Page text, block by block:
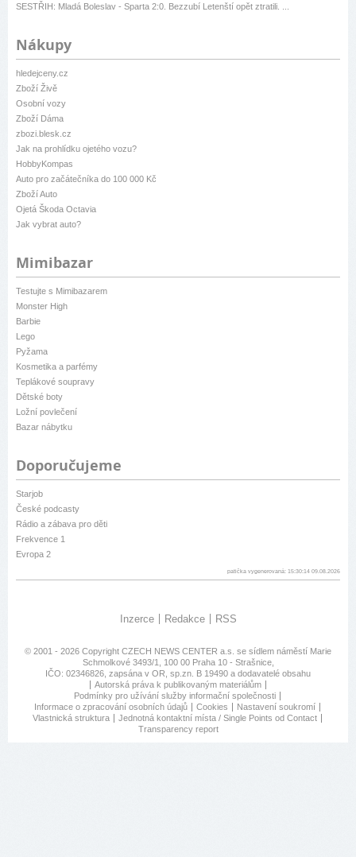
SESTŘIH: Mladá Boleslav - Sparta 2:0. Bezzubí Letenští opět ztratili. ...
Nákupy
hledejceny.cz
Zboží Živě
Osobní vozy
Zboží Dáma
zbozi.blesk.cz
Jak na prohlídku ojetého vozu?
HobbyKompas
Auto pro začátečníka do 100 000 Kč
Zboží Auto
Ojetá Škoda Octavia
Jak vybrat auto?
Mimibazar
Testujte s Mimibazarem
Monster High
Barbie
Lego
Pyžama
Kosmetika a parfémy
Teplákové soupravy
Dětské boty
Ložní povlečení
Bazar nábytku
Doporučujeme
Starjob
České podcasty
Rádio a zábava pro děti
Frekvence 1
Evropa 2
patička vygenerovaná: 15:30:14 09.08.2026
Inzerce Redakce RSS
© 2001 - 2026 Copyright CZECH NEWS CENTER a.s. se sídlem náměstí Marie
Schmolkové 3493/1, 100 00 Praha 10 - Strašnice,
IČO: 02346826, zapsána v OR, sp.zn. B 19490 a dodavatelé obsahu
Autorská práva k publikovaným materiálům
Podmínky pro užívání služby informační společnosti
Informace o zpracování osobních údajů
Cookies
Nastavení soukromí
Vlastnická struktura
Jednotná kontaktní místa / Single Points od Contact
Transparency report